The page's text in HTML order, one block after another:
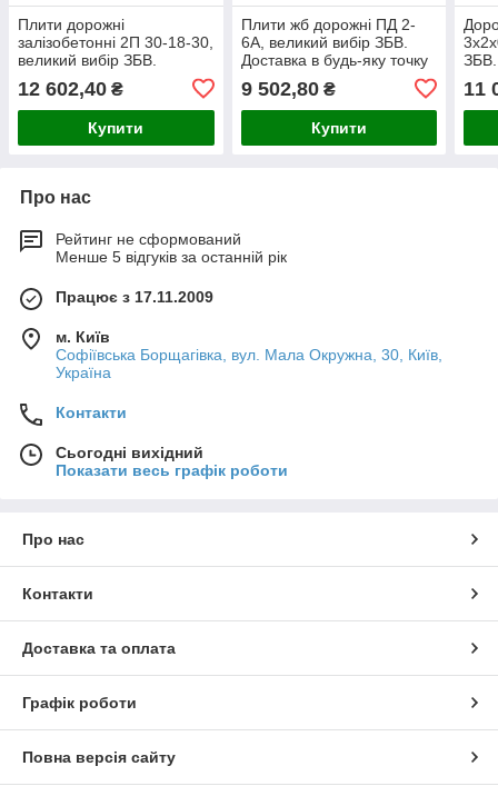
Плити дорожні
залізобетонні 2П 30-18-30,
великий вибір ЗБВ.
Доставка в будь-яку точку
України.
12 602,40 ₴
Купити
Плити жб дорожні ПД 2-
6A, великий вибір ЗБВ.
Доставка в будь-яку точку
9 502,80₴
Купити
ЗБВ.
11
Про нас
Рейтинг не сформований
Менше 5 відгуків за останній рік
Працює з 17.11.2009
м. Київ
Софіївська Борщагівка, вул. Мала Окружна, 30, Київ,
Україна
Контакти
Сьогодні вихідний
Показати весь графік роботи
Про нас
Контакти
Доставка та оплата
Графік роботи
Повна версія сайту